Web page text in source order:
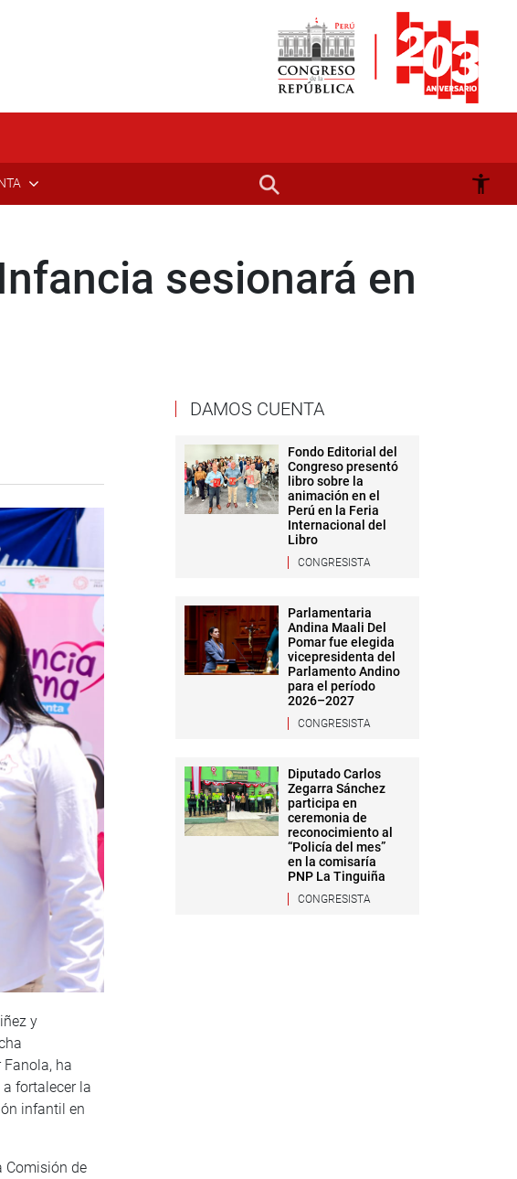
sesionará en
y
ha
fortalecer la
infantil en
Comisión de
DAMOS CUENTA
Fondo Editorial del
Congreso presentó
libro sobre la
animación en el
Perú en la Feria
Internacional del
Libro
CONGRESISTA
Parlamentaria
Andina Maali Del
Pomar fue elegida
vicepresidenta del
Parlamento Andino
para el período
2026–2027
CONGRESISTA
Diputado Carlos
Zegarra Sánchez
participa en
ceremonia de
reconocimiento al
“Policía del mes”
en la comisaría
PNP La Tinguiña
CONGRESISTA